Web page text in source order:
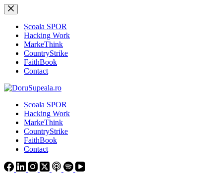
Sari
la
conținutȘcoala SPOR
Hacking Work
MarkeThink
CountryStrike
FaithBook
Contact
Școala SPOR
Hacking Work
MarkeThink
CountryStrike
FaithBook
Contact